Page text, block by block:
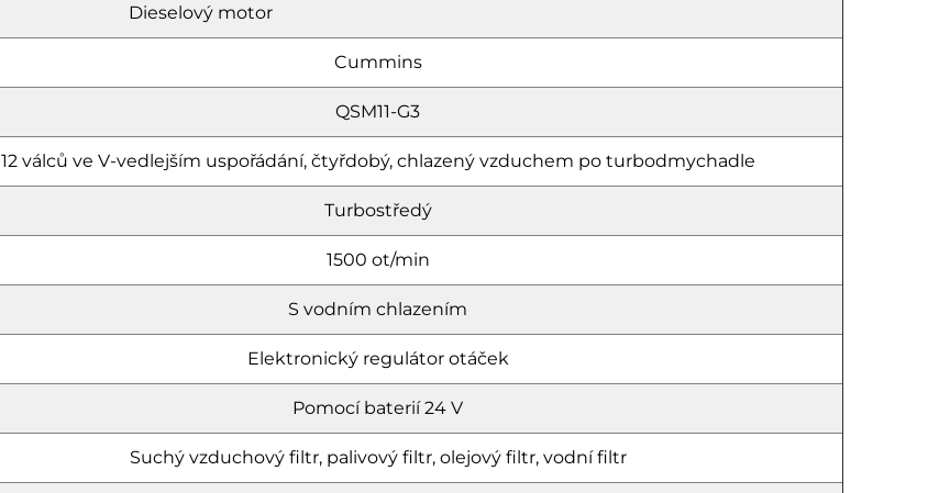
Dieselový motor
Cummins
QSM11-G3
12 válců ve V-vedlejším uspořádání, čtyřdobý, chlazený vzduchem po turbodmychadle
Turbostředý
1500 ot/min
S vodním chlazením
Elektronický regulátor otáček
Pomocí baterií 24 V
Suchý vzduchový filtr, palivový filtr, olejový filtr, vodní filtr